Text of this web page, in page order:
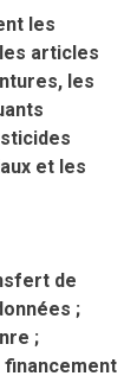
les
articles
les
et les
de
;
;
financement